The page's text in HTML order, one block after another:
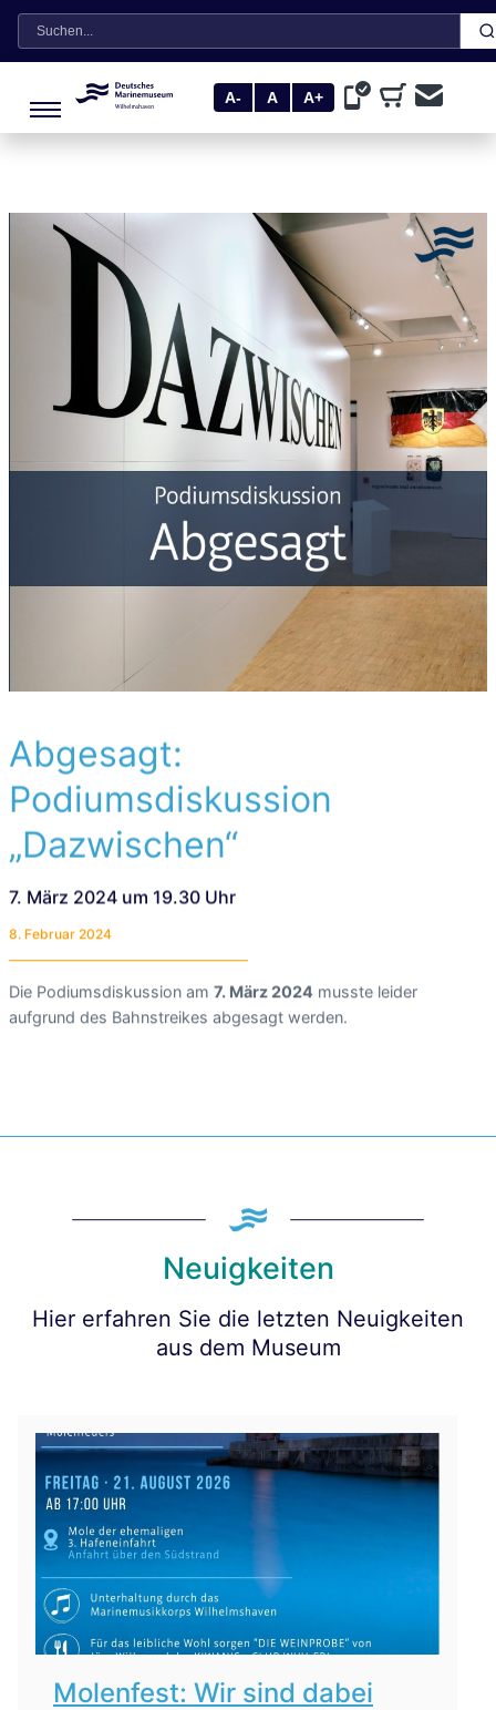
Suche
A- A A+
Abgesagt:
Podiumsdiskussion
„Dazwischen“
7. März 2024 um 19.30 Uhr
8. Februar 2024
Die Podiumsdiskussion am 7. März 2024 musste leider
aufgrund des Bahnstreikes abgesagt werden.
Neuigkeiten
Hier erfahren Sie die letzten Neuigkeiten
aus dem Museum
Molenfest: Wir sind dabei